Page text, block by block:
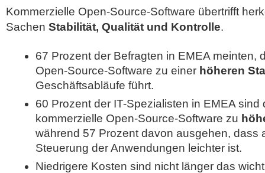
Kommerzielle Open-Source-Software übertrifft
Sachen Stabilität, Qualität und Kontrolle.
67 Prozent der Befragten in EMEA meinten,
Open-Source-Software zu einer höheren
Geschäftsabläufe führt.
60 Prozent der IT-Spezialisten in EMEA
kommerzielle Open-Source-Software zu
während 57 Prozent davon ausgehen, dass
Steuerung der Anwendungen leichter ist.
Niedrigere Kosten sind nicht länger das